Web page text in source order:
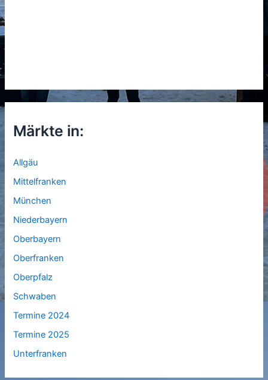
Märkte in:
Allgäu
Mittelfranken
München
Niederbayern
Oberbayern
Oberfranken
Oberpfalz
Schwaben
Termine 2024
Termine 2025
Unterfranken